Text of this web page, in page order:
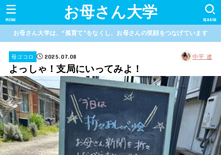
お母さん大学 SEARCH
MENU
お母さん大学は、“孤育て”をなくし、お母さんの笑顔をつなげています
母ゴコロ 2025.07.08 中平 遼
よっしゃ！支局にいってみよ！